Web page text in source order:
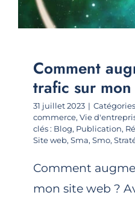
Comment
trafic sur
31 juillet 2023 |
commerce, Vie
clés : Blog, Publication,
Site web, Sma, Smo,
Comment
mon site web ?